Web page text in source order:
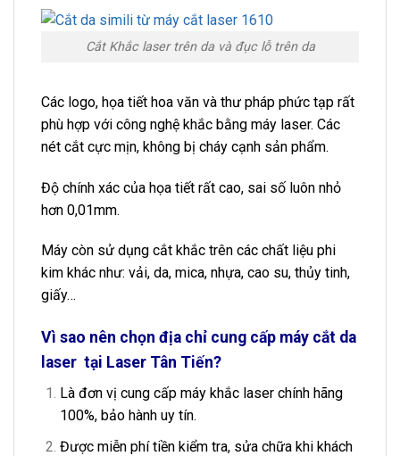
Cắt Khắc laser trên da và đục lỗ trên da
Các logo, họa tiết hoa văn và thư pháp phức tạp rất
phù hợp với công nghệ khắc bằng máy laser. Các
nét cắt cực mịn, không bị cháy cạnh sản phẩm.
Độ chính xác của họa tiết rất cao, sai số luôn nhỏ
hơn 0,01mm.
Máy còn sử dụng cắt khắc trên các chất liệu phi
kim khác như: vải, da, mica, nhựa, cao su, thủy tinh,
giấy…
Vì sao nên chọn địa chỉ cung cấp máy cắt da
laser tại Laser Tân Tiến?
Là đơn vị cung cấp máy khắc laser chính hãng
100%, bảo hành uy tín.
Được miễn phí tiền kiểm tra, sửa chữa khi khách